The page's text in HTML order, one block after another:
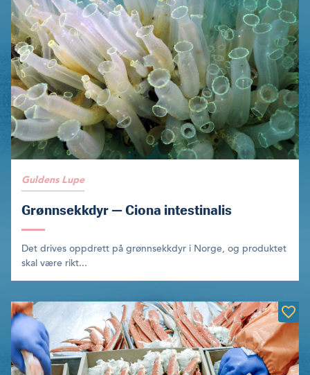
Guldens Lupe
Grønnsekkdyr — Ciona intestinalis
Det drives oppdrett på grønnsekkdyr i Norge, og produktet
skal være rikt...